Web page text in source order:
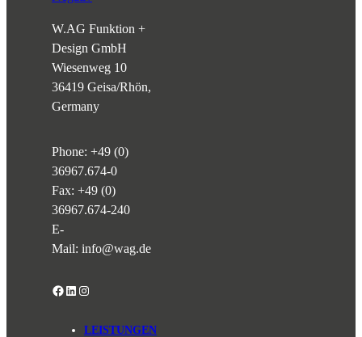
W.AG Funktion +
Design GmbH
Wiesenweg 10
36419 Geisa/Rhön,
Germany
Phone: +49 (0)
36967.674-0
Fax: +49 (0)
36967.674-240
E-
Mail: info@wag.de
Facebook
LinkedIn
Instagram
LEISTUNGEN